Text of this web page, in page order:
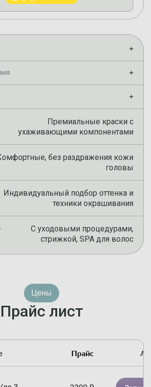
+
+
+
Премиальные краски с
ухаживающими компонентами
без раздражения кожи
головы
Индивидуальный подбор оттенка и
техники окрашивания
С уходовыми процедурами,
стрижкой, SPA для волос
Цены
Прайс лист
Прайс